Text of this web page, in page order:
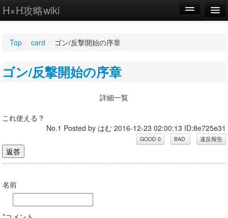
H×H攻略wiki
WIKI
Top / card / ゴン/反撃開始の序章
ゴン/反撃開始の序章
詳細一覧
これ使える？
No.1 Posted by はむ 2016-12-23 02:00:13 ID:8e725e31
名前